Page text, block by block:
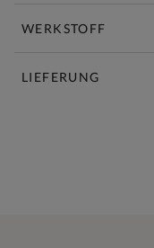
WERKSTOFF
LIEFERUNG